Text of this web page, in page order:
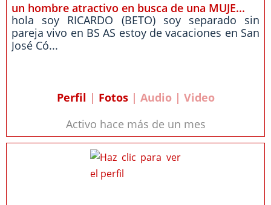
un hombre atractivo en busca de una MUJE...
hola soy RICARDO (BETO) soy separado sin
pareja vivo en BS AS estoy de vacaciones en San
José Có...
Perfil | Fotos| Audio | Video
Activo hace más de un mes